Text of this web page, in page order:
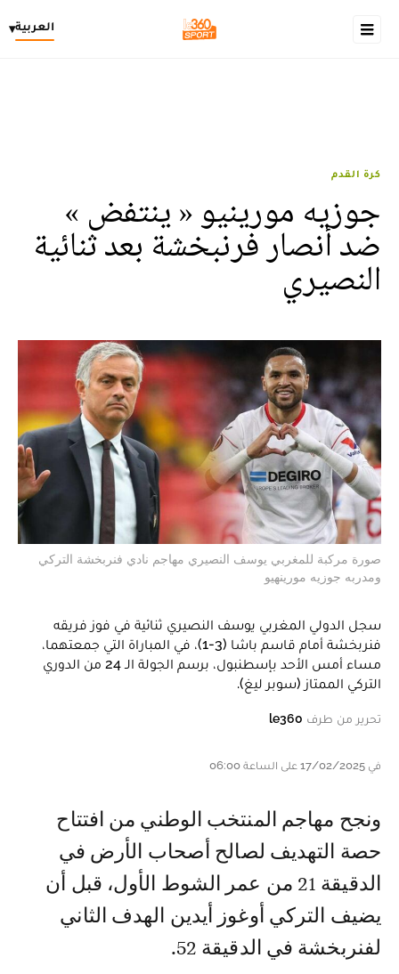
العربية▾
كرة القدم
جوزيه مورينيو « ينتفض »
ضد أنصار فرنبخشة بعد ثنائية
النصيري
صورة مركبة للمغربي يوسف النصيري مهاجم نادي فنربخشة التركي
ومدربه جوزيه مورينهيو
سجل الدولي المغربي يوسف النصيري ثنائية في فوز فريقه
فنربخشة أمام قاسم باشا (3-1)، في المباراة التي جمعتهما،
مساء أمس الأحد بإسطنبول، برسم الجولة الـ 24 من الدوري
التركي الممتاز (سوبر ليغ).
تحرير من طرف le360
في 17/02/2025 على الساعة 06:00
ونجح مهاجم المنتخب الوطني من افتتاح
حصة التهديف لصالح أصحاب الأرض في
الدقيقة 21 من عمر الشوط الأول، قبل أن
يضيف التركي أوغوز أيدين الهدف الثاني
لفنربخشة في الدقيقة 52.